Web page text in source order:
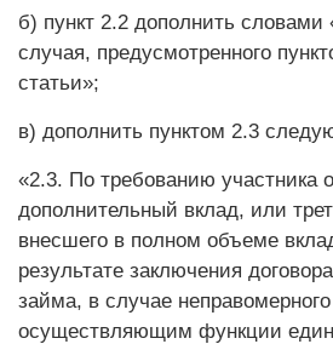
б) пункт 2.2 дополнить
случая, предусмотренного
статьи»;
в) дополнить пунктом 2.3
«2.3. По требованию участника
дополнительный вклад, или
внесшего в полном объеме
результате заключения
займа, в случае
осуществляющим функции